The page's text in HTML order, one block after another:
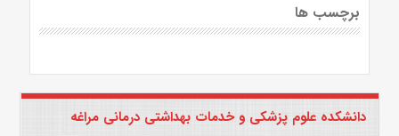
برچسب ها
دانشکده علوم پزشکی و خدمات بهداشتی درمانی مراغه